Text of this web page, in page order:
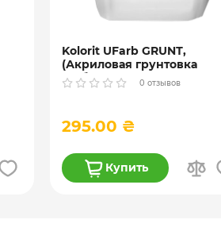
Kolorit UFarb GRUNТ,
(Акриловая грунтовка
глубокого проникновения)
10 л
0 отзывов
295.00 ₴
Купить